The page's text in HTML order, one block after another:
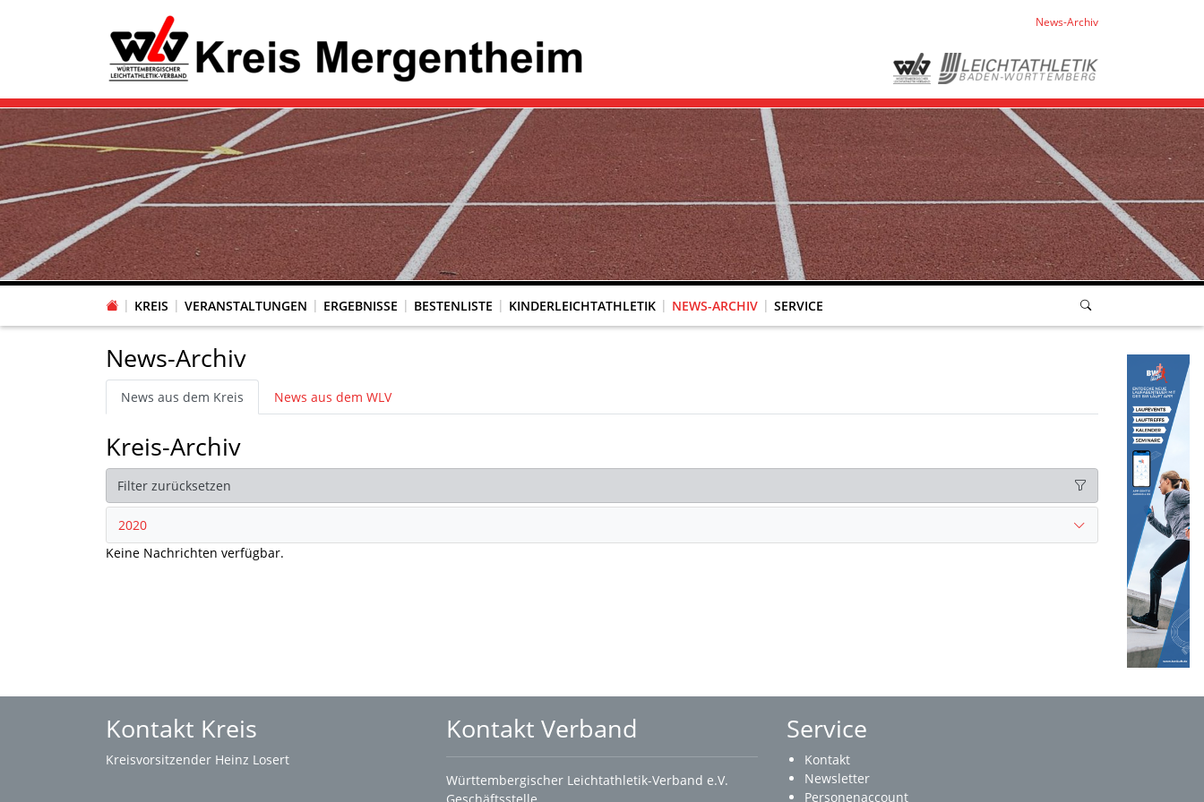
News-Archiv
KREIS VERANSTALTUNGEN ERGEBNISSE BESTENLISTE KINDERLEICHTATHLETIK NEWS-ARCHIV SERVICE
News-Archiv
News aus dem Kreis News aus dem WLV
Kreis-Archiv
Filter zurücksetzen
2020
Keine Nachrichten verfügbar.
Kontakt Kreis
Kreisvorsitzender Heinz Losert
Kontakt Verband
Württembergischer Leichtathletik-Verband e.V.
Service
Kontakt
Newsletter
Personenaccount